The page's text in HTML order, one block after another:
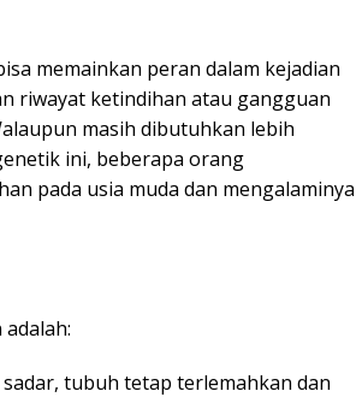
memainkan peran dalam kejadian
riwayat ketindihan atau gangguan
masih dibutuhkan lebih
ini, beberapa orang
pada usia muda dan mengalaminya
tubuh tetap terlemahkan dan